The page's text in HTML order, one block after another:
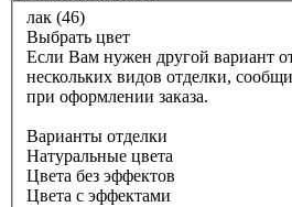
лак (46)
Выбрать цвет
Если Вам нужен другой вариант
нескольких видов отделки,
при оформлении заказа.
Варианты отделки
Натуральные цвета
Цвета без эффектов
Цвета с эффектами